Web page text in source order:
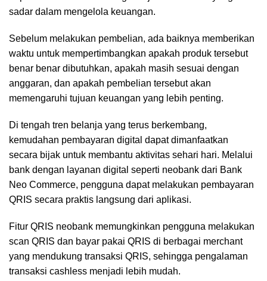
sadar dalam mengelola keuangan.
Sebelum melakukan pembelian, ada baiknya memberikan
waktu untuk mempertimbangkan apakah produk tersebut
benar benar dibutuhkan, apakah masih sesuai dengan
anggaran, dan apakah pembelian tersebut akan
memengaruhi tujuan keuangan yang lebih penting.
Di tengah tren belanja yang terus berkembang,
kemudahan pembayaran digital dapat dimanfaatkan
secara bijak untuk membantu aktivitas sehari hari. Melalui
bank dengan layanan digital seperti neobank dari Bank
Neo Commerce, pengguna dapat melakukan pembayaran
QRIS secara praktis langsung dari aplikasi.
Fitur QRIS neobank memungkinkan pengguna melakukan
scan QRIS dan bayar pakai QRIS di berbagai merchant
yang mendukung transaksi QRIS, sehingga pengalaman
transaksi cashless menjadi lebih mudah.